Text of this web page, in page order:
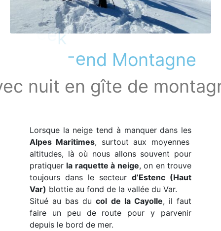
nuit en gîte de
Lorsque la neige tend à manquer dans les
Alpes Maritimes, surtout aux moyennes
altitudes, là où nous allons souvent pour
pratiquer la raquette à neige, on en trouve
toujours dans le secteur d’Estenc (Haut
Var) blottie au fond de la vallée du Var.
Situé au bas ducol de la Cayolle, il faut
faire un peu de route pour y parvenir
depuis le bord de mer.